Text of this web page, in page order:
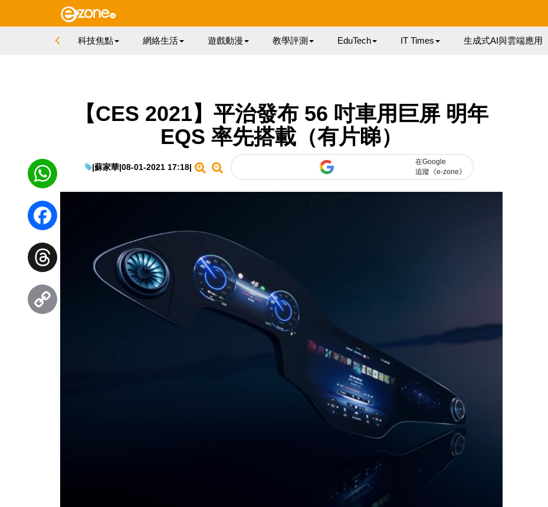
科技焦點 網絡生活 遊戲動漫 教學評測 EduTech IT Times 生成式AI與雲端應用
【CES 2021】平治發布 56 吋車用巨屏 明年
EQS 率先搭載（有片睇）
|蘇家華|08-01-2021 17:18|
在Google
追蹤《e-zone》
WhatsApp
Facebook
Threads